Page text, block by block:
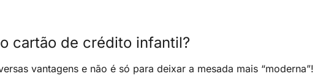
cartão de crédito infantil?
vantagens e não é só para deixar a mesada mais “moderna”!